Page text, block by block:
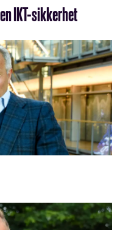
IKT-sikkerhet